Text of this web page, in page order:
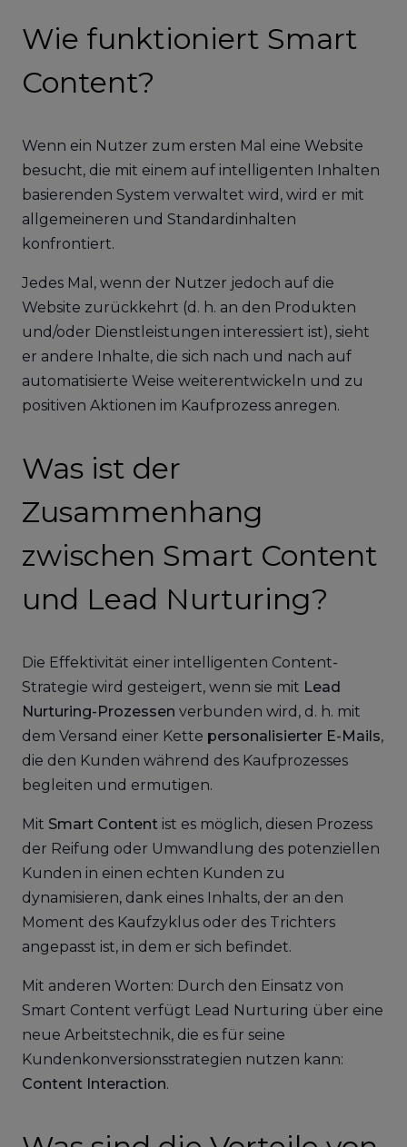
Wie funktioniert Smart
Content?
Wenn ein Nutzer zum ersten Mal eine Website
besucht, die mit einem auf intelligenten Inhalten
basierenden System verwaltet wird, wird er mit
allgemeineren und Standardinhalten
konfrontiert.
Jedes Mal, wenn der Nutzer jedoch auf die
Website zurückkehrt (d. h. an den Produkten
und/oder Dienstleistungen interessiert ist), sieht
er andere Inhalte, die sich nach und nach auf
automatisierte Weise weiterentwickeln und zu
positiven Aktionen im Kaufprozess anregen.
Was ist der
Zusammenhang
zwischen Smart Content
und Lead Nurturing?
Die Effektivität einer intelligenten Content-
Strategie wird gesteigert, wenn sie mit Lead
Nurturing-Prozessen verbunden wird, d. h. mit
dem Versand einer Kette personalisierter E-Mails,
die den Kunden während des Kaufprozesses
begleiten und ermutigen.
Mit Smart Content ist es möglich, diesen Prozess
der Reifung oder Umwandlung des potenziellen
Kunden in einen echten Kunden zu
dynamisieren, dank eines Inhalts, der an den
Moment des Kaufzyklus oder des Trichters
angepasst ist, in dem er sich befindet.
Mit anderen Worten: Durch den Einsatz von
Smart Content verfügt Lead Nurturing über eine
neue Arbeitstechnik, die es für seine
Kundenkonversionsstrategien nutzen kann:
Content Interaction.